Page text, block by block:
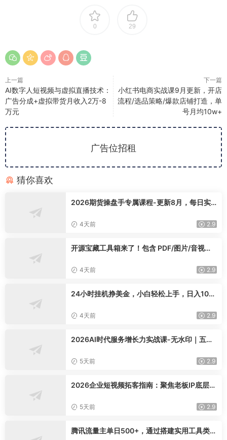
0 29
上一篇
AI数字人短视频与虚拟直播技术：
广告分成+虚拟带货月收入2万-8
万元
下一篇
小红书电商实战课9月更新，开店
流程/选品策略/爆款店铺打造，单
号月均10w+
广告位招租
猜你喜欢
2026期货操盘手专属课程-更新8月，每日实
4天前 2.9
开源宝藏工具箱来了！包含 PDF/图片/音视频/
knit-desktop
4天前 2.9
24小时挂机挣美金，小白轻松上手，日入100
4天前 2.9
2026AI时代服务增长力实战课-无水印｜五力
卷实现长效业绩增长
5天前 2.9
2026企业短视频拓客指南：聚焦老板IP底层逻
交完整获客链路
5天前 2.9
腾讯流量主单日500+，通过搭建实用工具类小